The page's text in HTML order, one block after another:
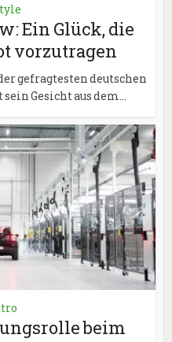
Ein Glück, die
vorzutragen
gefragtesten deutschen
Gesicht aus dem...
beim